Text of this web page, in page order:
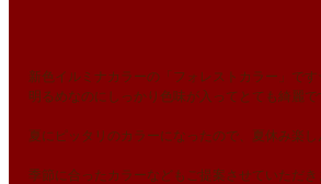
新色イルミナカラーの「フォレストカラー」で
明るめなのにしっかり色味が入ってとても綺麗で
夏にピッタリのカラーになったので、夏休み楽
季節に合ったカラーなどもご提案させていただき